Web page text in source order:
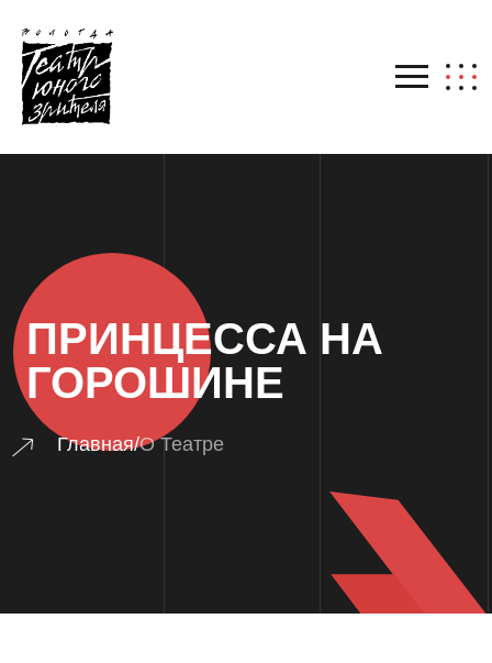
ПРИНЦЕССА НА
ГОРОШИНЕ
Главная/О Театре